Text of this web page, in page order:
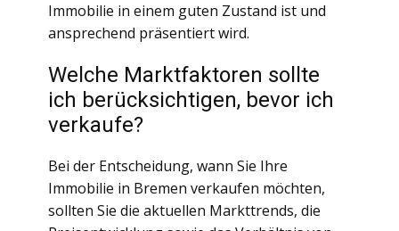
Immobilie in einem guten Zustand ist und
ansprechend präsentiert wird.
Welche Marktfaktoren sollte
ich berücksichtigen, bevor ich
verkaufe?
Bei der Entscheidung, wann Sie Ihre
Immobilie in Bremen verkaufen möchten,
sollten Sie die aktuellen Markttrends, die